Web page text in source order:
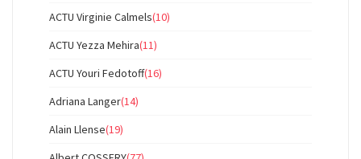
ACTU Virginie Calmels(10)
ACTU Yezza Mehira(11)
ACTU Youri Fedotoff(16)
Adriana Langer(14)
Alain Llense(19)